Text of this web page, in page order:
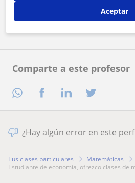
Comparte a este profesor
Contactar
¿Hay algún error en este
Tus clases particulares Matemáticas
estudiante de economía, ofrezco clases de
Aceptar